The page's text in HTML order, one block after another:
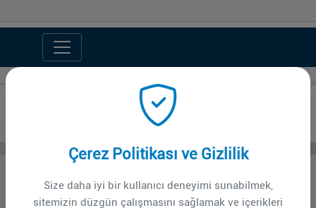
3. Ulusal Tek Sağlık Günleri
Türk Mikrobiyoloji Cemiyeti Tek Sağlık Çalışma Grubu
tarafından 26-28 Kasım 2025 tarihlerinde Ankara Üniversitesi
Çerez Politikası ve Gizlilik
Size daha iyi bir kullanıcı deneyimi sunabilmek,
sitemizin düzgün çalışmasını sağlamak ve içerikleri